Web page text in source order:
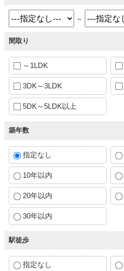
～
間取り
～1LDK
3DK～3LDK
5DK～5LDK以上
築年数
指定なし
10年以内
20年以内
30年以内
駅徒歩
指定なし